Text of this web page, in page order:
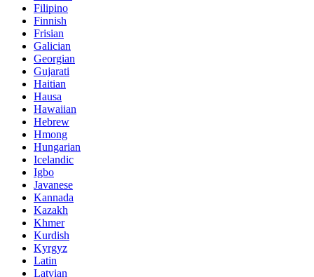
Filipino
Finnish
Frisian
Galician
Georgian
Gujarati
Haitian
Hausa
Hawaiian
Hebrew
Hmong
Hungarian
Icelandic
Igbo
Javanese
Kannada
Kazakh
Khmer
Kurdish
Kyrgyz
Latin
Latvian